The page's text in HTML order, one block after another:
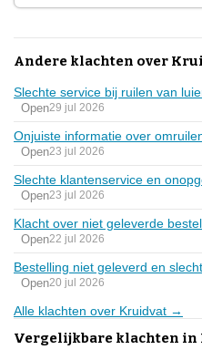
Andere klachten over
Slechte service bij ruilen van
Open29 jul 2026
Onjuiste informatie over
Open23 jul 2026
Slechte klantenservice en
Open23 jul 2026
Klacht over niet geleverde
Open22 jul 2026
Bestelling niet geleverd en
Open20 jul 2026
Alle klachten over Kruidvat →
Vergelijkbare klachten in